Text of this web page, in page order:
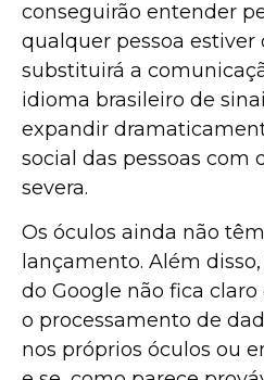
conseguirão entender
qualquer pessoa estiver
substituirá a
idioma brasileiro de
expandir
social das pessoas com
severa.
Os óculos ainda não
lançamento. Além
do Google não fica
o processamento de
nos próprios óculos ou